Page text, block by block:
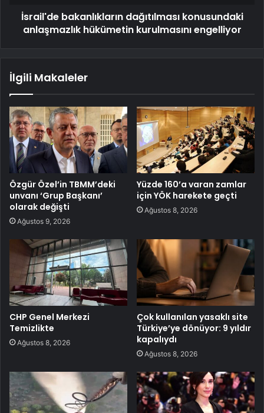
İsrail'de bakanlıkların dağıtılması konusundaki
anlaşmazlık hükümetin kurulmasını engelliyor
İlgili Makaleler
Özgür Özel’in TBMM’deki
unvanı ‘Grup Başkanı’
olarak değişti
Ağustos 9, 2026
Yüzde 160’a varan zamlar
için YÖK harekete geçti
Ağustos 8, 2026
CHP Genel Merkezi
Temizlikte
Ağustos 8, 2026
Çok kullanılan yasaklı site
Türkiye’ye dönüyor: 9 yıldır
kapalıydı
Ağustos 8, 2026